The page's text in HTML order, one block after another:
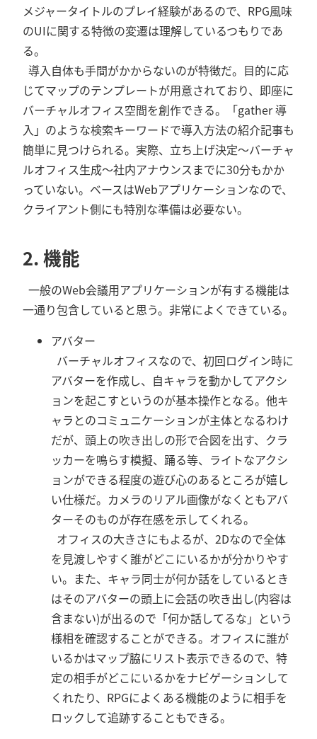
メジャータイトルのプレイ経験があるので、RPG風味
のUIに関する特徴の変遷は理解しているつもりであ
る。
導入自体も手間がかからないのが特徴だ。目的に応
じてマップのテンプレートが用意されており、即座に
バーチャルオフィス空間を創作できる。「gather 導
入」のような検索キーワードで導入方法の紹介記事も
簡単に見つけられる。実際、立ち上げ決定～バーチャ
ルオフィス生成～社内アナウンスまでに30分もかか
っていない。ベースはWebアプリケーションなので、
クライアント側にも特別な準備は必要ない。
2. 機能
一般のWeb会議用アプリケーションが有する機能は
一通り包含していると思う。非常によくできている。
アバター
バーチャルオフィスなので、初回ログイン時に
アバターを作成し、自キャラを動かしてアクシ
ョンを起こすというのが基本操作となる。他キ
ャラとのコミュニケーションが主体となるわけ
だが、頭上の吹き出しの形で合図を出す、クラ
ッカーを鳴らす模擬、踊る等、ライトなアクシ
ョンができる程度の遊び心のあるところが嬉し
い仕様だ。カメラのリアル画像がなくともアバ
ターそのものが存在感を示してくれる。
オフィスの大きさにもよるが、2Dなので全体
を見渡しやすく誰がどこにいるかが分かりやす
い。また、キャラ同士が何か話をしているとき
はそのアバターの頭上に会話の吹き出し(内容は
含まない)が出るので「何か話してるな」という
様相を確認することができる。オフィスに誰が
いるかはマップ脇にリスト表示できるので、特
定の相手がどこにいるかをナビゲーションして
くれたり、RPGによくある機能のように相手を
ロックして追跡することもできる。